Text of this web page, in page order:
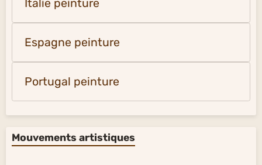
Italie peinture
Espagne peinture
Portugal peinture
Mouvements artistiques